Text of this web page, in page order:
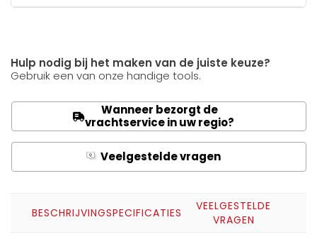
Hulp nodig bij het maken van de juiste keuze?
Gebruik een van onze handige tools.
Wanneer bezorgt de
vrachtservice in uw regio?
Q Veelgestelde vragen
BESCHRIJVINGSPECIFICATIES
VEELGESTELDE
VRAGEN